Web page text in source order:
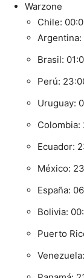
Warzone
Chile:
Argentina:
Brasil:
Perú:
Uruguay:
Colombia:
Ecuador:
México:
España:
Bolivia:
Puerto